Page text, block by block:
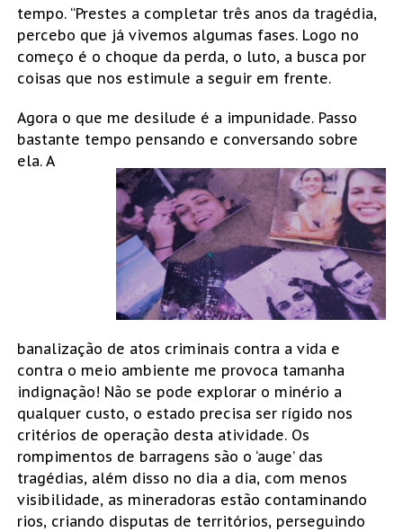
tempo. “Prestes a completar três anos da tragédia,
percebo que já vivemos algumas fases. Logo no
começo é o choque da perda, o luto, a busca por
coisas que nos estimule a seguir em frente.
Agora o que me desilude é a impunidade. Passo
bastante tempo pensando e conversando sobre
ela. A
banalização de atos criminais contra a vida e
contra o meio ambiente me provoca tamanha
indignação! Não se pode explorar o minério a
qualquer custo, o estado precisa ser rígido nos
critérios de operação desta atividade. Os
rompimentos de barragens são o ‘auge’ das
tragédias, além disso no dia a dia, com menos
visibilidade, as mineradoras estão contaminando
rios, criando disputas de territórios, perseguindo